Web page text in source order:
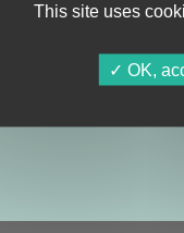
This site uses
OK,